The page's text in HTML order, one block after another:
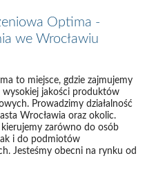
Optima -
we Wrocławiu
to miejsce, gdzie zajmujemy
wysokiej jakości produktów
Prowadzimy działalność
Wrocławia oraz okolic.
zarówno do osób
i do podmiotów
Jesteśmy obecni na rynku od